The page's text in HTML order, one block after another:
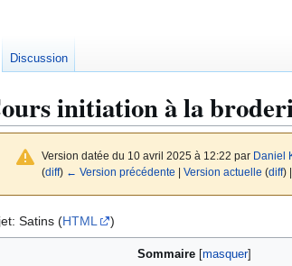
initiation à la
Version datée du 10 avril 2025 à 12:22 par Daniel
(diff) ← Version précédente Version actuelle (diff) |
Satins (HTML )
Sommaire
Discussion